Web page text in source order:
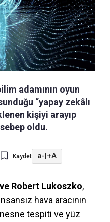
adamının oyun
“yapay zekâlı
kişiyi arayıp
oldu.
Kaydet a-|+A
Robert Lukoszko,
hava aracının
nesne tespiti ve yüz